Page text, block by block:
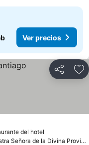
Ver precios
Compartir
del hotel
a 0.4 km de: Nuestra Señora de la Divina Providencia